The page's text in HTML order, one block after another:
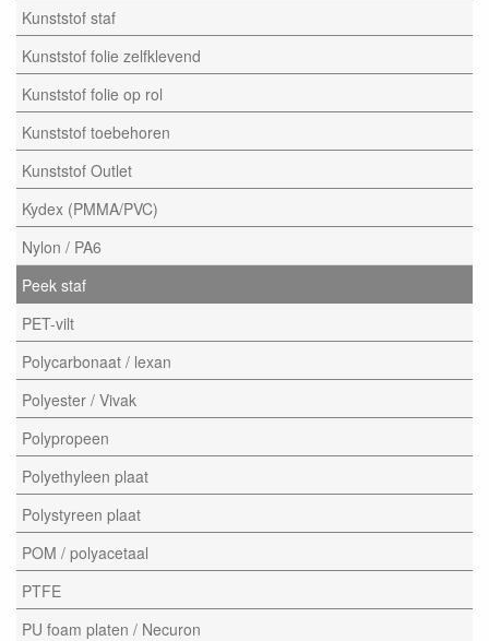
Kunststof staf
Kunststof folie zelfklevend
Kunststof folie op rol
Kunststof toebehoren
Kunststof Outlet
Kydex (PMMA/PVC)
Nylon / PA6
Peek staf
PET-vilt
Polycarbonaat / lexan
Polyester / Vivak
Polypropeen
Polyethyleen plaat
Polystyreen plaat
POM / polyacetaal
PTFE
PU foam platen / Necuron